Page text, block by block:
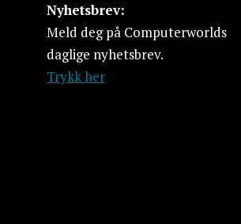
Nyhetsbrev:
Meld deg på Computerworlds
daglige nyhetsbrev.
Trykk her